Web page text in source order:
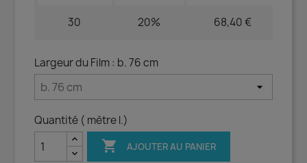
30 20% 68,40 €
Largeur du Film : b. 76 cm
Quantité ( mètre l.)
 AJOUTER AU PANIER